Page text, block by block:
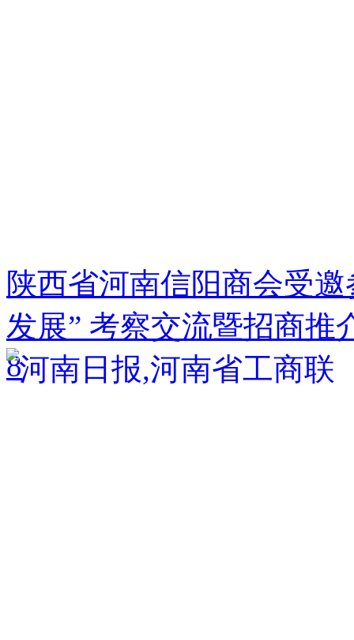
陕西省河南信阳商会受
发展” 考察交流暨招商推
8